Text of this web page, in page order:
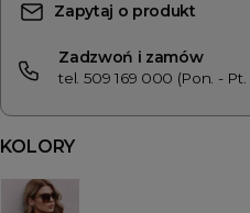
Zapytaj o produkt
Zadzwoń i zamów
tel. 509 169 000 (Pon. - Pt.
KOLORY